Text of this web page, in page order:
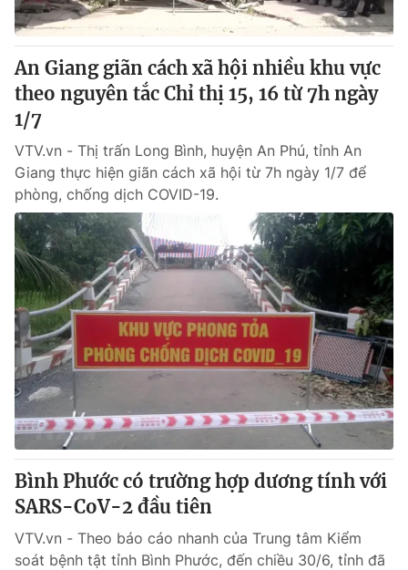
An Giang giãn cách xã hội nhiều khu vực
theo nguyên tắc Chỉ thị 15, 16 từ 7h ngày
1/7
VTV.vn - Thị trấn Long Bình, huyện An Phú, tỉnh An
Giang thực hiện giãn cách xã hội từ 7h ngày 1/7 để
phòng, chống dịch COVID-19.
Bình Phước có trường hợp dương tính với
SARS-CoV-2 đầu tiên
VTV.vn - Theo báo cáo nhanh của Trung tâm Kiểm
soát bệnh tật tỉnh Bình Phước, đến chiều 30/6, tỉnh đã